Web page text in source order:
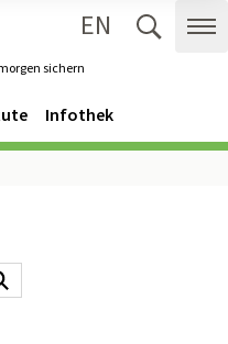
sichern
EN
Infothek